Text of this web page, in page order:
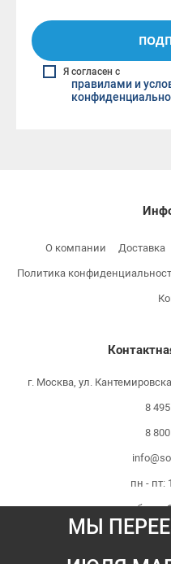
Я согласен с
правилами и
МЫ
О компании Доставка
Политика
г. Москва, ул.
8
8
пн - пт:
сб - вс: